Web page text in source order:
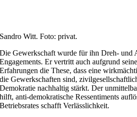
Sandro Witt. Foto: privat.
Die Gewerkschaft wurde für ihn Dreh- und
Engagements. Er vertritt auch aufgrund
Erfahrungen die These, dass eine
die Gewerkschaften sind,
Demokratie nachhaltig stärkt. Der
hilft, anti-demokratische Ressentiments
Betriebsrates schafft Verlässlichkeit.